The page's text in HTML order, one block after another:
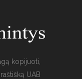
kopijuoti,
UAB